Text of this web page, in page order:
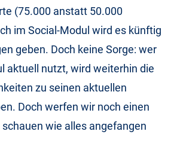
(75.000 anstatt 50.000
im Social-Modul wird es künftig
geben. Doch keine Sorge: wer
aktuell nutzt, wird weiterhin die
zu seinen aktuellen
Doch werfen wir noch einen
wie alles angefangen